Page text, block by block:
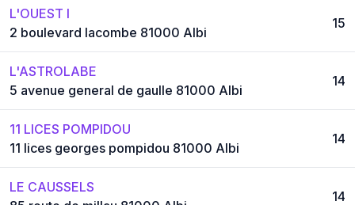
L'OUEST I
2 boulevard lacombe 81000 Albi
15
L'ASTROLABE
5 avenue general de gaulle 81000 Albi
14
11 LICES POMPIDOU
11 lices georges pompidou 81000 Albi
14
LE CAUSSELS
14